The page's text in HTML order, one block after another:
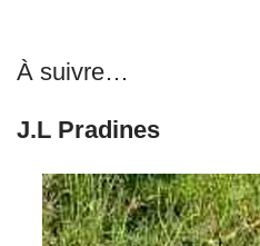
À suivre…
J.L Pradines